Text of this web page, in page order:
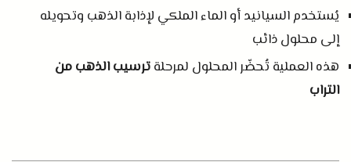
يُستخدم السيانيد أو الماء الملكي لإذابة الذهب وتحويله
إلى محلول ذائب
هذه العملية تُحضّر المحلول لمرحلةترسيب الذهب من
التراب